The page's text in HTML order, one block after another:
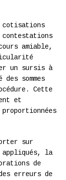
cotisations
contestations
amiable,
un sursis à
sommes
Cette
et
sur
la
de
erreurs de